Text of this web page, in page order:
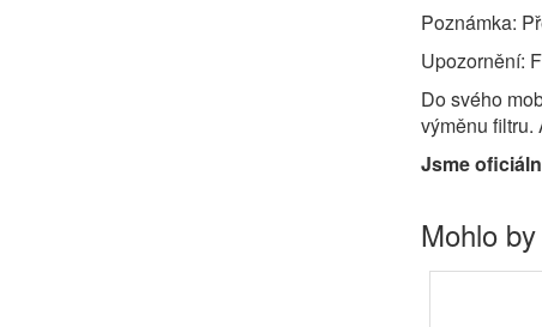
Poznámka:
Upozornění:
Do svého
výměnu filtru.
Jsme
Mohlo